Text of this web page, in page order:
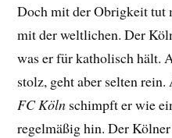
Doch mit der Obrigkeit tut
mit der weltlichen. Der
was er für katholisch hält.
stolz, geht aber selten
FC Köln schimpft er wie
regelmäßig hin. Der